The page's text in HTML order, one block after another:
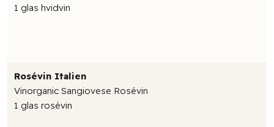
1 glas hvidvin
Rosévin Italien
Vinorganic Sangiovese Rosévin
1 glas rosévin